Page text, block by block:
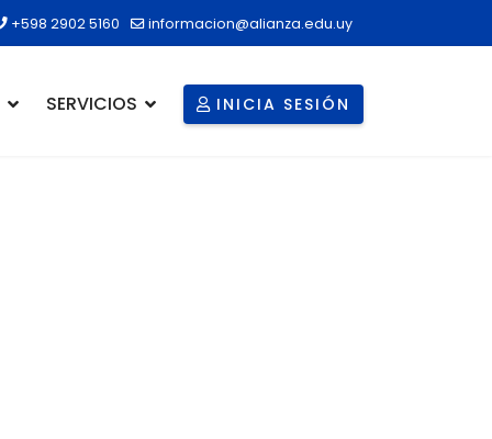
+598 2902 5160 informacion@alianza.edu.uy
SERVICIOS INICIA SESIÓN